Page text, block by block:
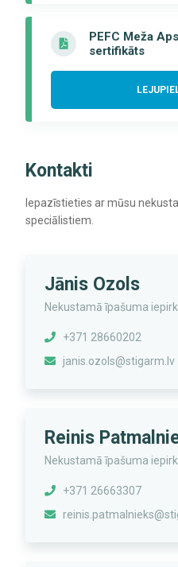
PEFC Meža
sertifikāts
Kontakti
Iepazīstieties ar mūsu
speciālistiem.
Jānis Ozols
Nekustamā īpašuma
+371 28660202
janis.ozols@stigarm.lv
Reinis
Nekustamā īpašuma
+371 26663307